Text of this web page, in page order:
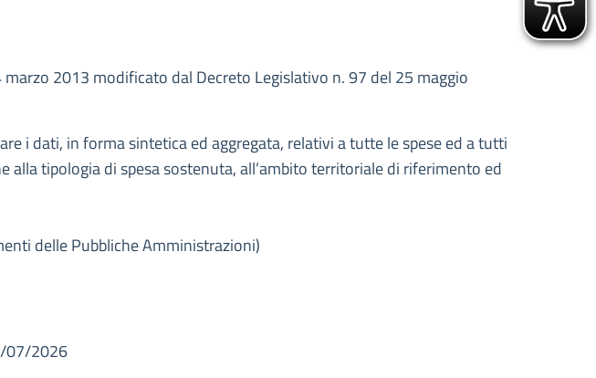
2013 modificato dal Decreto Legislativo n. 97 del 25 maggio
i dati, in forma sintetica ed aggregata, relativi a tutte le spese ed a tutti
tipologia di spesa sostenuta, all’ambito territoriale di riferimento ed
delle Pubbliche Amministrazioni)
07/2026